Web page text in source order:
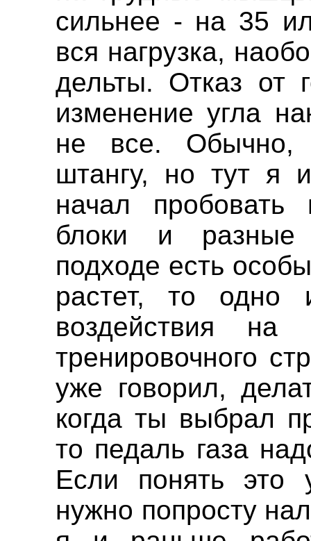
сильнее - на 35
вся нагрузка,
дельты. Отказ от
изменение угла
не все. Обычно,
штангу, но тут я
начал
блоки и
подходе есть
растет, то одно
воздействия
тренировочного
уже говорил,
когда ты выбрал
то педаль газа
Если понять это
нужно попросту